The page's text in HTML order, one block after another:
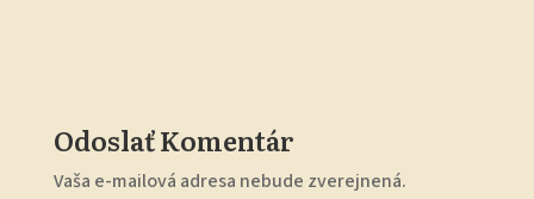
Odoslať Komentár
Vaša e-mailová adresa nebude zverejnená.